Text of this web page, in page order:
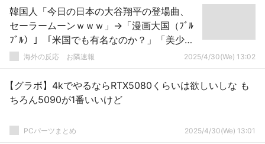
韓国人「今日の日本の大谷翔平の登場曲、
セーラームーンｗｗｗ」→「漫画大国（ﾌﾞﾙ
ﾌﾞﾙ）」「米国でも有名なのか？」「美少女
アニメGOAT」「大谷も子供の頃はセーラー
かな？」
海外の反応 お隣速報 2025/4/30(We) 13:02
【グラボ】4kでやるならRTX5080くらいは欲しいしな も
ちろん5090が1番いいけど
PCパーツまとめ 2025/4/30(We) 13:01